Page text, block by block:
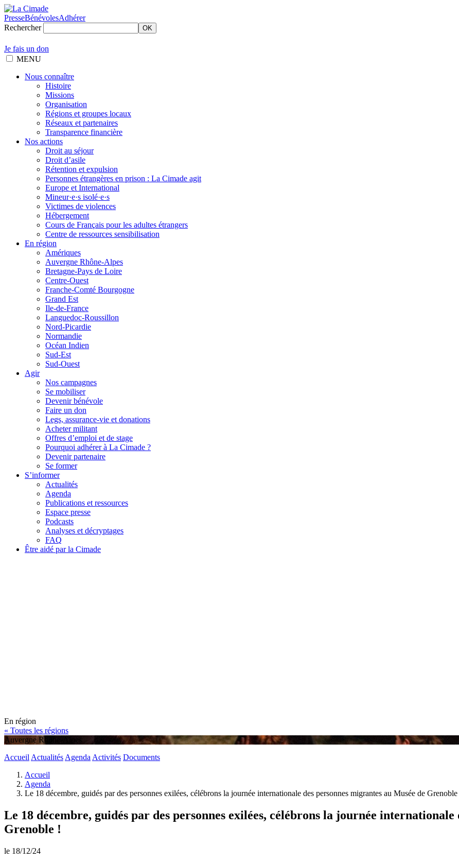
PresseBénévolesAdhérer
Rechercher
OK
Je fais un don
MENU
Nous connaître
Histoire
Missions
Organisation
Régions et groupes locaux
Réseaux et partenaires
Transparence financière
Nos actions
Droit au séjour
Droit d’asile
Rétention et expulsion
Personnes étrangères en prison : La Cimade agit
Europe et International
Mineur·e·s isolé·e·s
Victimes de violences
Hébergement
Cours de Français pour les adultes étrangers
Centre de ressources sensibilisation
En région
Amériques
Auvergne Rhône-Alpes
Bretagne-Pays de Loire
Centre-Ouest
Franche-Comté Bourgogne
Grand Est
Ile-de-France
Languedoc-Roussillon
Nord-Picardie
Normandie
Océan Indien
Sud-Est
Sud-Ouest
Agir
Nos campagnes
Se mobiliser
Devenir bénévole
Faire un don
Legs, assurance-vie et donations
Acheter militant
Offres d’emploi et de stage
Pourquoi adhérer à La Cimade ?
Devenir partenaire
Se former
S’informer
Actualités
Agenda
Publications et ressources
Espace presse
Podcasts
Analyses et décryptages
FAQ
Être aidé par la Cimade
En région
« Toutes les régions
Auvergne Rhône-Alpes
Accueil Actualités Agenda Activités Documents
Accueil
Agenda
Le 18 décembre, guidés par des personnes exilées, célébrons la journée internationale des personnes migrantes au Musée de Grenoble
Le 18 décembre, guidés par des personnes exilées, célébrons la journée internationale
Grenoble !
le 18/12/24